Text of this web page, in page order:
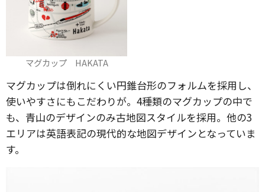
マグカップ HAKATA
マグカップは倒れにくい円錐台形のフォルムを採用し、
使いやすさにもこだわりが。4種類のマグカップの中で
も、青山のデザインのみ古地図スタイルを採用。他の3
エリアは英語表記の現代的な地図デザインとなっていま
す。